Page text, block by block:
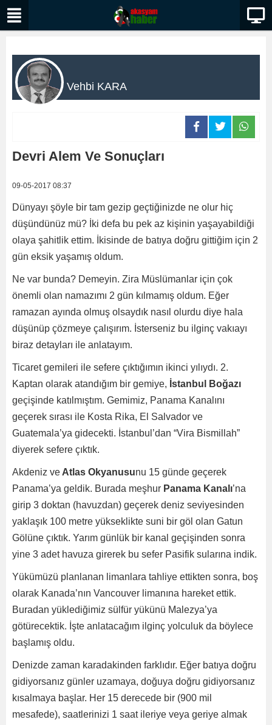
Vehbi KARA
Devri Alem Ve Sonuçları
09-05-2017 08:37
Dünyayı şöyle bir tam gezip geçtiğinizde ne olur hiç
düşündünüz mü? İki defa bu pek az kişinin yaşayabildiği
olaya şahitlik ettim. İkisinde de batıya doğru gittiğim için 2
gün eksik yaşamış oldum.
Ne var bunda? Demeyin. Zira Müslümanlar için çok
önemli olan namazımı 2 gün kılmamış oldum. Eğer
ramazan ayında olmuş olsaydık nasıl olurdu diye hala
düşünüp çözmeye çalışırım. İsterseniz bu ilginç vakıayı
biraz detayları ile anlatayım.
Ticaret gemileri ile sefere çıktığımın ikinci yılıydı. 2.
Kaptan olarak atandığım bir gemiye, İstanbul Boğazı
geçişinde katılmıştım. Gemimiz, Panama Kanalını
geçerek sırası ile Kosta Rika, El Salvador ve
Guatemala’ya gidecekti. İstanbul’dan “Vira Bismillah”
diyerek sefere çıktık.
Akdeniz ve Atlas Okyanusunu 15 günde geçerek
Panama’ya geldik. Burada meşhur Panama Kanalı’na
girip 3 doktan (havuzdan) geçerek deniz seviyesinden
yaklaşık 100 metre yükseklikte suni bir göl olan Gatun
Gölüne çıktık. Yarım günlük bir kanal geçişinden sonra
yine 3 adet havuza girerek bu sefer Pasifik sularına indik.
Yükümüzü planlanan limanlara tahliye ettikten sonra, boş
olarak Kanada’nın Vancouver limanına hareket ettik.
Buradan yüklediğimiz sülfür yükünü Malezya’ya
götürecektik. İşte anlatacağım ilginç yolculuk da böylece
başlamış oldu.
Denizde zaman karadakinden farklıdır. Eğer batıya doğru
gidiyorsanız günler uzamaya, doğuya doğru gidiyorsanız
kısalmaya başlar. Her 15 derecede bir (900 mil
mesafede), saatlerinizi 1 saat ileriye veya geriye almak